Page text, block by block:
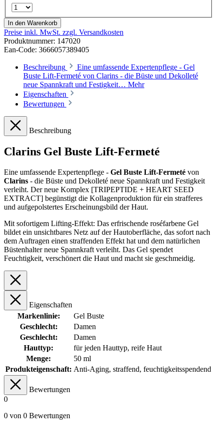
In den Warenkorb
Preise inkl. MwSt. zzgl. Versandkosten
Produktnummer: 147020
Ean-Code: 3666057389405
Beschreibung
Eine umfassende Expertenpflege - Gel
Buste Lift-Fermeté von Clarins - die Büste und Dekolleté
neue Spannkraft und Festigkeit… Mehr
Eigenschaften
Bewertungen
Beschreibung
Clarins Gel Buste Lift-Fermeté
Eine umfassende Expertenpflege - Gel Buste Lift-Fermeté von
Clarins - die Büste und Dekolleté neue Spannkraft und Festigkeit
verleiht. Der neue Komplex [TRIPEPTIDE + HEART SEED
EXTRACT] begünstigt die Kollagenproduktion für ein strafferes
und aufgepolstertes Erscheinungsbild der Haut.
Mit sofortigem Lifting-Effekt: Das erfrischende roséfarbene Gel
bildet ein unsichtbares Netz auf der Hautoberfläche, das sofort nach
dem Auftragen einen straffenden Effekt hat und dem natürlichen
Büstenhalter neue Spannkraft verleiht. Das Gel spendet
Feuchtigkeit, verschönert die Haut und macht sie geschmeidig.
Eigenschaften
Markenlinie:
Gel Buste
Geschlecht:
Damen
Geschlecht:
Damen
Hauttyp:
für jeden Hauttyp, reife Haut
Menge:
50 ml
Produkteigenschaft: Anti-Aging, straffend, feuchtigkeitsspendend
Bewertungen
0
0 von 0 Bewertungen